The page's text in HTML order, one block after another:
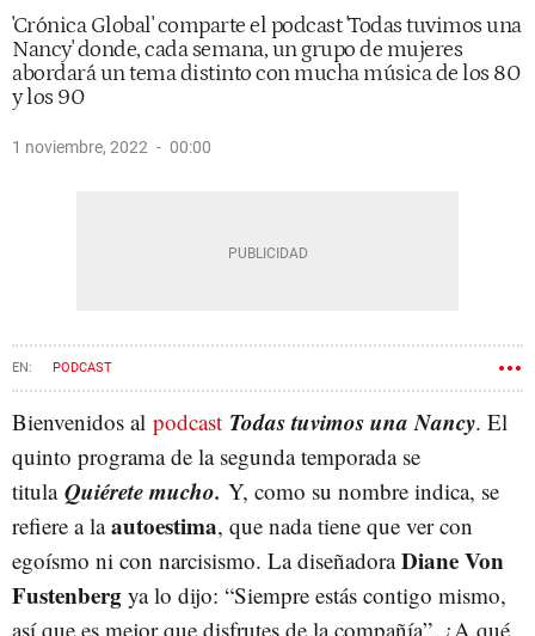
'Crónica Global' comparte el podcast 'Todas tuvimos una
Nancy' donde, cada semana, un grupo de mujeres
abordará un tema distinto con mucha música de los 80
y los 90
1 noviembre, 2022 00:00
PODCAST
Bienvenidos al podcast Todas tuvimos una Nancy. El
quinto programa de la segunda temporada se
titula Quiérete mucho. Y, como su nombre indica, se
refiere a laautoestima, que nada tiene que ver con
egoísmo ni con narcisismo. La diseñadoraDiane Von
Fustenberg ya lo dijo: “Siempre estás contigo mismo,
así que es mejor que disfrutes de la compañía”. ¿A qué